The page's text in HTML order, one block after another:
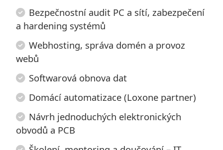
Bezpečnostní audit PC a sítí, zabezpečení
a hardening systémů
Webhosting, správa domén a provoz
webů
Softwarová obnova dat
Domácí automatizace (Loxone partner)
Návrh jednoduchých elektronických
obvodů a PCB